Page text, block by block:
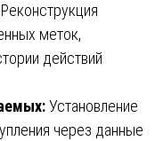
Реконструкция
меток,
действий
Установление
через данные